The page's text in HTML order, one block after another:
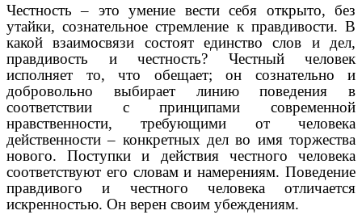
Честность – это умение вести себя открыто, без
утайки, сознательное стремление к правдивости. В
какой взаимосвязи состоят единство слов и дел,
правдивость и честность? Честный человек
исполняет то, что обещает; он сознательно и
добровольно выбирает линию поведения в
соответствии с принципами современной
нравственности, требующими от человека
действенности – конкретных дел во имя торжества
нового. Поступки и действия честного человека
соответствуют его словам и намерениям. Поведение
правдивого и честного человека отличается
искренностью. Он верен своим убеждениям.